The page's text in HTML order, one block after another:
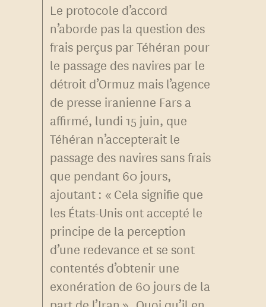
Le protocole d’accord
n’aborde pas la question des
frais perçus par Téhéran pour
le passage des navires par le
détroit d’Ormuz mais l’agence
de presse iranienne Fars a
affirmé, lundi 15 juin, que
Téhéran n’accepterait le
passage des navires sans frais
que pendant 60 jours,
ajoutant : « Cela signifie que
les États-Unis ont accepté le
principe de la perception
d’une redevance et se sont
contentés d’obtenir une
exonération de 60 jours de la